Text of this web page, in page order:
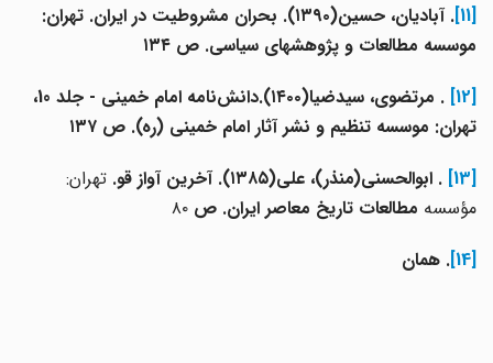
. آبادیان، حسین(۱۳۹۰). بحران مشروطیت در ایران. تهران:
موسسه مطالعات و پژوهشهای سیاسی. ص ۱۳۴
تهران: موسسه تنظیم و نشر آثار امام خمینی (ره). ص ۱۳۷
. ابوالحسنی(منذر)، علی(۱۳۸۵). آخرین آواز قو.
تهران:
مؤسسهمطالعات تاریخ معاصر ایران. ص۸۰
. همان